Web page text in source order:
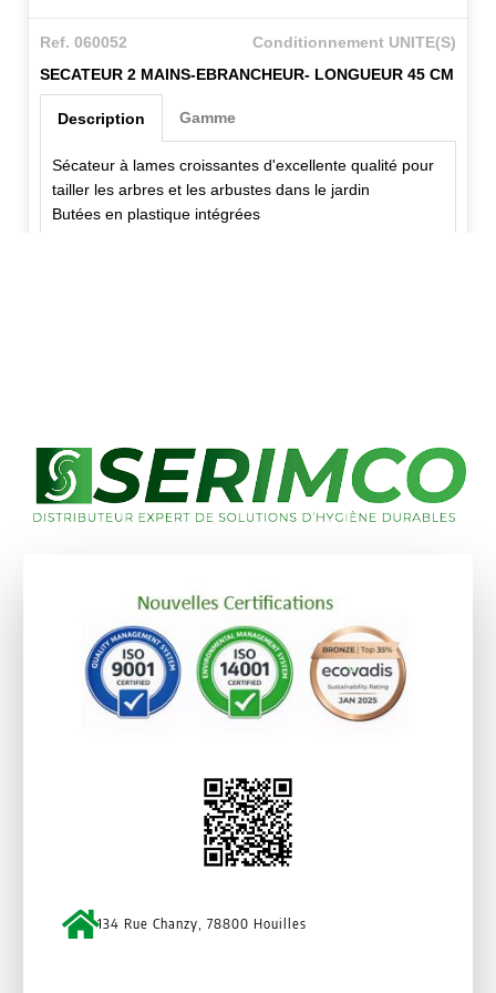
Ref. 060052
Conditionnement UNITE(S)
SECATEUR 2 MAINS-EBRANCHEUR- LONGUEUR 45 CM
Description
Sécateur à lames croissantes d'excellente qualité pour
tailler les arbres et les arbustes dans le jardin
Butées en plastique intégrées
Gamme
134 Rue Chanzy, 78800 Houilles